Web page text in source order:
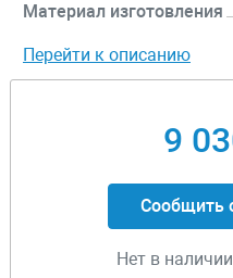
Материал изготовления
Перейти к описанию
9
Сообщить
Нет в наличии